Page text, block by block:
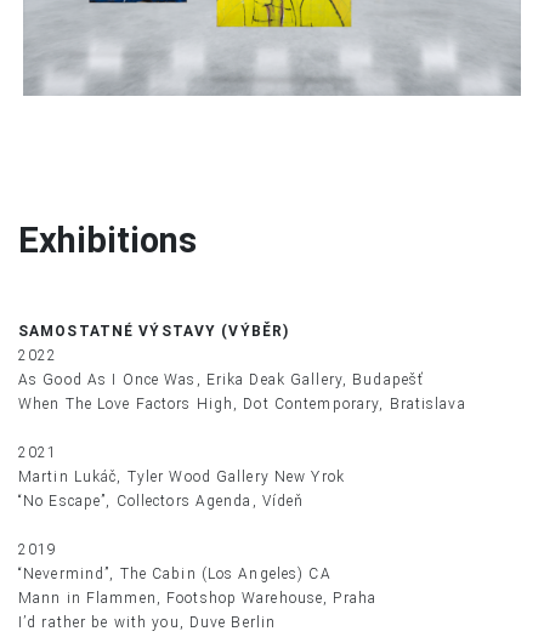
Exhibitions
SAMOSTATNÉ VÝSTAVY (VÝBĚR)
2022
As Good As I Once Was, Erika Deak Gallery, Budapešť
When The Love Factors High, Dot Contemporary, Bratislava
2021
Martin Lukáč, Tyler Wood Gallery New Yrok
“No Escape”, Collectors Agenda, Vídeň
2019
“Nevermind”, The Cabin (Los Angeles) CA
Mann in Flammen, Footshop Warehouse, Praha
I’d rather be with you, Duve Berlin